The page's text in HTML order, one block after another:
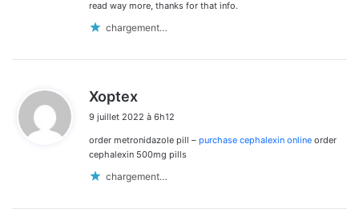
read way more, thanks for that info.
chargement…
Xoptex
t
:
9 juillet 2022 à 6h12
order metronidazole pill – purchase cephalexin online order
cephalexin 500mg pills
chargement…